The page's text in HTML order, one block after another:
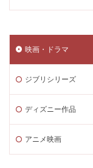
映画・ドラマ
ジブリシリーズ
ディズニー作品
アニメ映画